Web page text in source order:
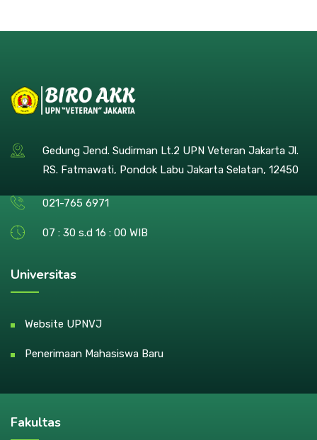
Gedung Jend. Sudirman Lt.2 UPN Veteran Jakarta Jl.
RS. Fatmawati, Pondok Labu Jakarta Selatan, 12450
021-765 6971
07 : 30 s.d 16 : 00 WIB
Universitas
Website UPNVJ
Penerimaan Mahasiswa Baru
Fakultas